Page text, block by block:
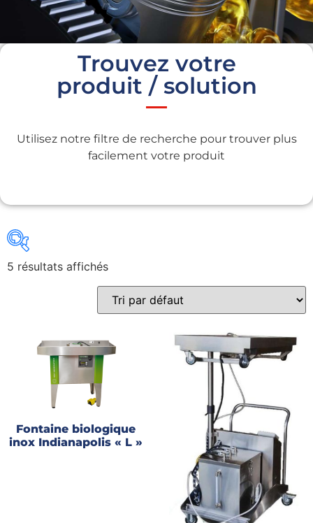
Trouvez votre
produit / solution
Utilisez notre filtre de recherche pour trouver plus
facilement votre produit
Gains recherchés
Gains recherchés
5 résultats affichés
Fontaine biologique
inox Indianapolis « L »